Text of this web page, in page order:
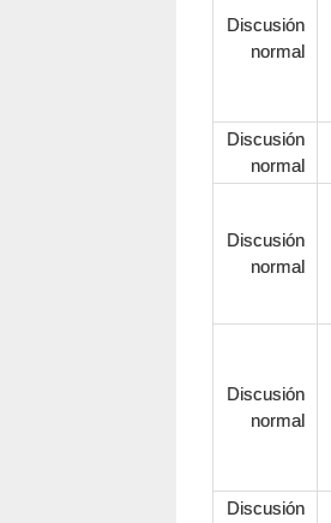
Discusión
normal
Discusión
normal
Discusión
normal
Discusión
normal
Discusión